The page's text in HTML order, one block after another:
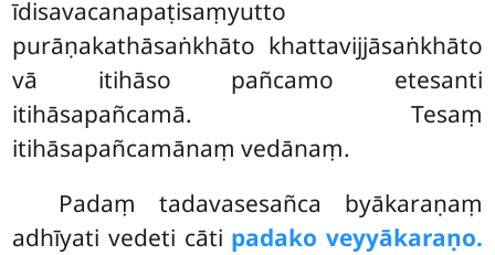
īdisavacanapaṭisaṃyutto
purāṇakathāsaṅkhāto khattavijjāsaṅkhāto
vā itihāso pañcamo etesanti
itihāsapañcamā. Tesaṃ
itihāsapañcamānaṃ vedānaṃ.
Padaṃ tadavasesañca byākaraṇaṃ
adhīyati vedeti cāti padako veyyākaraṇo.